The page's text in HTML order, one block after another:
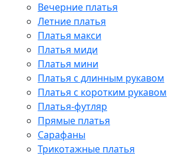
Вечерние платья
Летние платья
Платья макси
Платья миди
Платья мини
Платья с длинным рукавом
Платья с коротким рукавом
Платья-футляр
Прямые платья
Сарафаны
Трикотажные платья